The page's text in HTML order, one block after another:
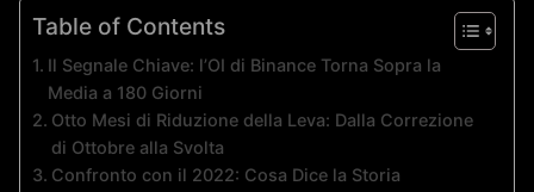
Table of Contents
Il Segnale Chiave: l’OI di Binance Torna Sopra la
Media a 180 Giorni
Otto Mesi di Riduzione della Leva: Dalla Correzione
di Ottobre alla Svolta
Confronto con il 2022: Cosa Dice la Storia